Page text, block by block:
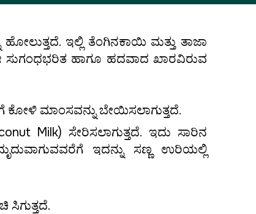
ಇಲ್ಲಿ ತೆಂಗಿನಕಾಯಿ ಮತ್ತು ತಾಜಾ
ಸುಗಂಧಭರಿತ ಹಾಗೂ ಹದವಾದ ಖಾರವಿರುವ
ಮಾಂಸವನ್ನು ಬೇಯಿಸಲಾಗುತ್ತದೆ.
Milk) ಸೇರಿಸಲಾಗುತ್ತದೆ. ಇದು ಸಾರಿನ
ಇದನ್ನು ಸಣ್ಣ ಉರಿಯಲ್ಲಿ